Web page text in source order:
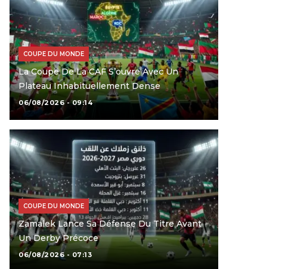
COUPE DU MONDE
La Coupe De La CAF S’ouvre Avec Un
Plateau Inhabituellement Dense
06/08/2026 - 09:14
COUPE DU MONDE
Zamalek Lance Sa Défense Du Titre Avant
Un Derby Précoce
06/08/2026 - 07:13